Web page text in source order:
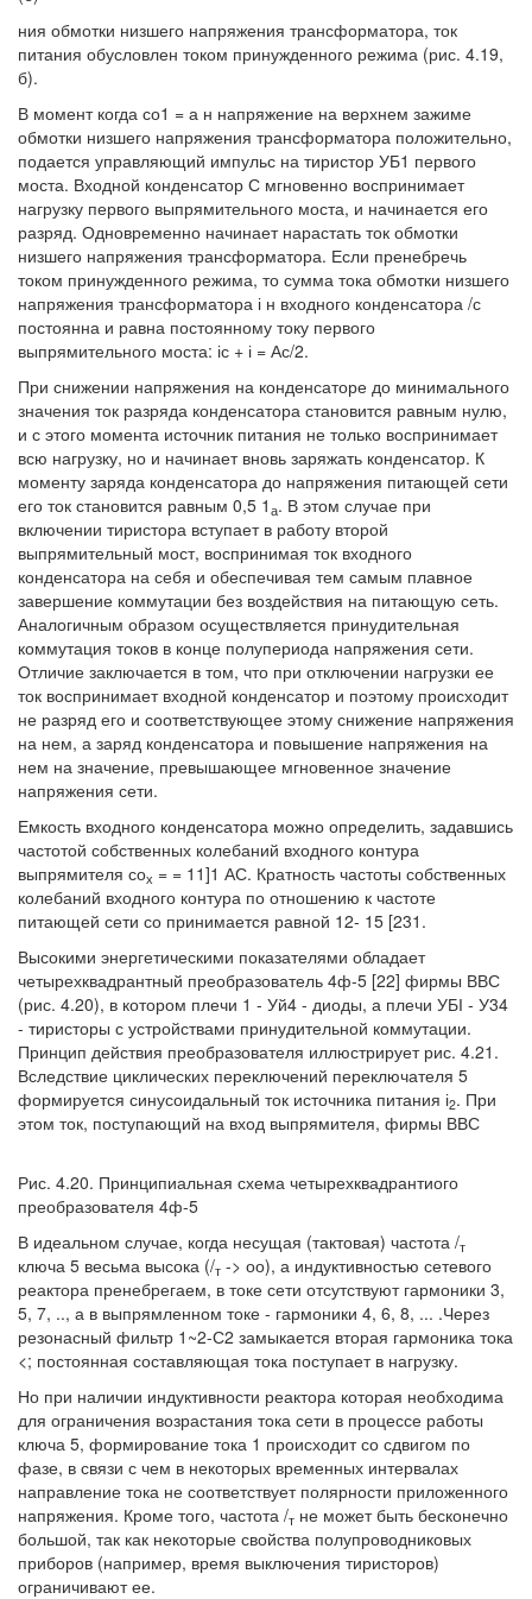
ния обмотки низшего напряжения трансформатора, ток
питания обусловлен током принужденного режима (рис. 4.19,
б).
В момент когда со1 = а н напряжение на верхнем зажиме
обмотки низшего напряжения трансформатора положительно,
подается управляющий импульс на тиристор УБ1 первого
моста. Входной конденсатор С мгновенно воспринимает
нагрузку первого выпрямительного моста, и начинается его
разряд. Одновременно начинает нарастать ток обмотки
низшего напряжения трансформатора. Если пренебречь
током принужденного режима, то сумма тока обмотки низшего
напряжения трансформатора і н входного конденсатора /с
постоянна и равна постоянному току первого
выпрямительного моста: іс + і = Ас/2.
При снижении напряжения на конденсаторе до минимального
значения ток разряда конденсатора становится равным нулю,
и с этого момента источник питания не только воспринимает
всю нагрузку, но и начинает вновь заряжать конденсатор. К
моменту заряда конденсатора до напряжения питающей сети
его ток становится равным 0,5 1 а. В этом случае при
включении тиристора вступает в работу второй
выпрямительный мост, воспринимая ток входного
конденсатора на себя и обеспечивая тем самым плавное
завершение коммутации без воздействия на питающую сеть.
Аналогичным образом осуществляется принудительная
коммутация токов в конце полупериода напряжения сети.
Отличие заключается в том, что при отключении нагрузки ее
ток воспринимает входной конденсатор и поэтому происходит
не разряд его и соответствующее этому снижение напряжения
на нем, а заряд конденсатора и повышение напряжения на
нем на значение, превышающее мгновенное значение
напряжения сети.
Емкость входного конденсатора можно определить, задавшись
частотой собственных колебаний входного контура
выпрямителя сох = = 11]1 АС. Кратность частоты собственных
колебаний входного контура по отношению к частоте
питающей сети со принимается равной 12- 15 [231.
Высокими энергетическими показателями обладает
четырехквадрантный преобразователь 4ф-5 [22] фирмы ВВС
(рис. 4.20), в котором плечи 1 - Уй4 - диоды, а плечи УБІ - У34
- тиристоры с устройствами принудительной коммутации.
Принцип действия преобразователя иллюстрирует рис. 4.21.
Вследствие циклических переключений переключателя 5
формируется синусоидальный ток источника питания і2. При
этом ток, поступающий на вход выпрямителя, фирмы ВВС
Рис. 4.20. Принципиальная схема четырехквадрантиого
преобразователя 4ф-5
В идеальном случае, когда несущая (тактовая) частота /т
ключа 5 весьма высока (/т -> оо), а индуктивностью сетевого
реактора пренебрегаем, в токе сети отсутствуют гармоники 3,
5, 7, .., а в выпрямленном токе - гармоники 4, 6, 8, ... .Через
резонасный фильтр 1~2-С2 замыкается вторая гармоника тока
<; постоянная составляющая тока поступает в нагрузку.
Но при наличии индуктивности реактора которая необходима
для ограничения возрастания тока сети в процессе работы
ключа 5, формирование тока 1 происходит со сдвигом по
фазе, в связи с чем в некоторых временных интервалах
направление тока не соответствует полярности приложенного
напряжения. Кроме того, частота /т не может быть бесконечно
большой, так как некоторые свойства полупроводниковых
приборов (например, время выключения тиристоров)
ограничивают ее.